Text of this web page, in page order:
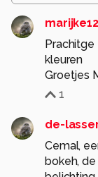
kleuren
Groetjes
1
de-
Cemal,
bokeh,